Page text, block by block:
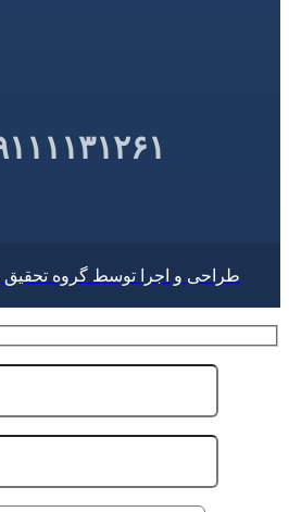
طراحی و اجرا توسط گروه تحقیق